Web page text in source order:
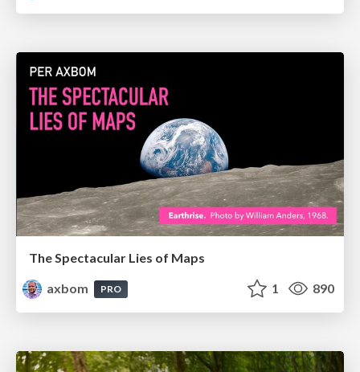
The Spectacular Lies of Maps
axbom
PRO 1 890